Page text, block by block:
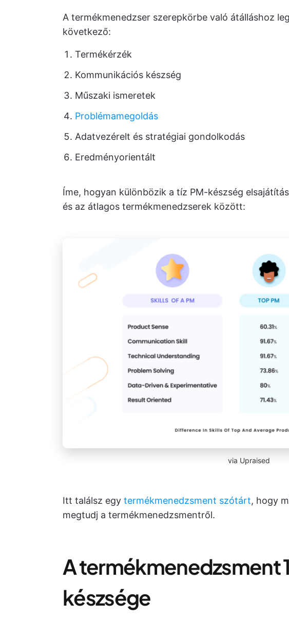
A termékmenedzser szerepkörbe való átálláshoz
következő:
Termékérzék
Kommunikációs készség
Műszaki ismeretek
Problémamegoldás
Adatvezérelt és stratégiai gondolkodás
Eredményorientált
Íme, hogyan különbözik a tíz PM-készség
és az átlagos termékmenedzserek között:
via Upraised
Itt találsz egy termékmenedzsment szótárt, hogy
megtudj a termékmenedzsmentről.
A termékmenedzsment
készsége